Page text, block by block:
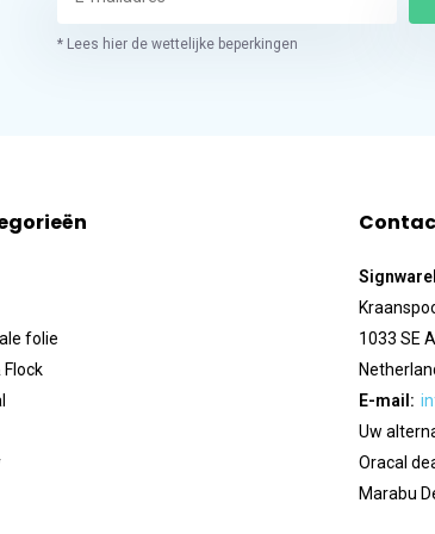
* Lees hier de wettelijke beperkingen
folie
Flock
1033 SE
E-mail:
Uw
Oracal
Marabu